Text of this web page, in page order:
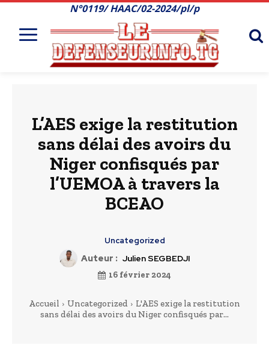
N°0119/ HAAC/02-2024/pl/p
L’AES exige la restitution
sans délai des avoirs du
Niger confisqués par
l’UEMOA à travers la
BCEAO
Uncategorized
Auteur : Julien SEGBEDJI
16 février 2024
Accueil Uncategorized
L'AES exige la restitution
sans délai des avoirs du Niger confisqués par...